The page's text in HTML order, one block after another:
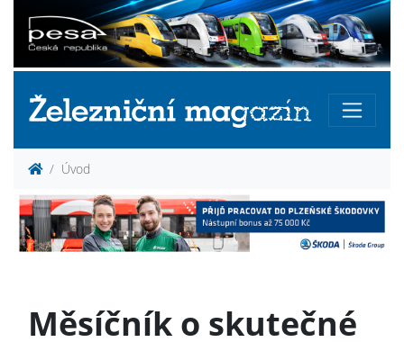
Úvod
Měsíčník o skutečné